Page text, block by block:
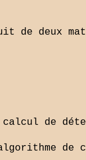
de deux
calcul de
de